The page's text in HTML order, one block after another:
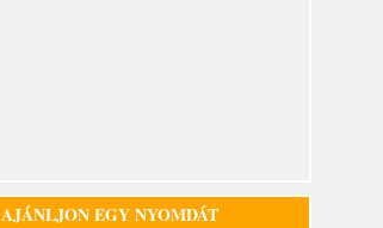
AJÁNLJON EGY NYOMDÁT